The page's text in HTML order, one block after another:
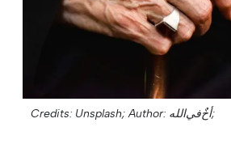
Credits: Unsplash; Author: أخٌ‌في‌الله;